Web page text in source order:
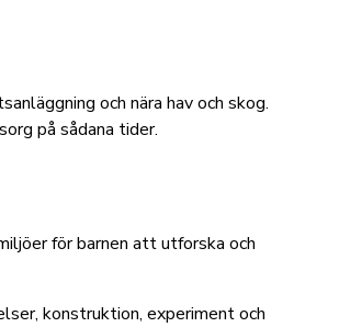
och nära hav och skog.
på sådana tider.
för barnen att utforska och
konstruktion, experiment och